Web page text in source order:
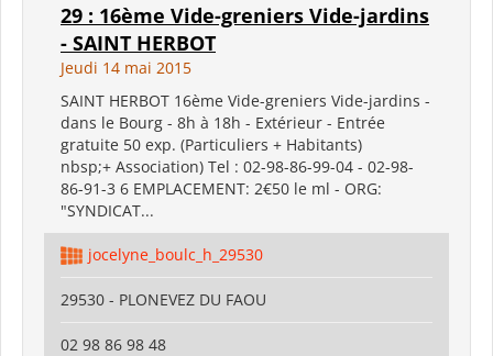
29 : 16ème Vide-greniers Vide-jardins
- SAINT HERBOT
Jeudi 14 mai 2015
SAINT HERBOT 16ème Vide-greniers Vide-jardins -
dans le Bourg - 8h à 18h - Extérieur - Entrée
gratuite 50 exp. (Particuliers + Habitants)
nbsp;+ Association) Tel : 02-98-86-99-04 - 02-98-
86-91-3 6 EMPLACEMENT: 2€50 le ml - ORG:
"SYNDICAT...
jocelyne_boulc_h_29530
29530 - PLONEVEZ DU FAOU
02 98 86 98 48